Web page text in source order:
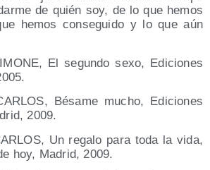
de quién soy, de lo que hemos
hemos con­se­gui­do y lo que aún
El segun­do sexo, Edi­cio­nes
Bésa­me mucho, Edi­cio­nes
2009.
Un rega­lo para toda la vida,
hoy, Madrid, 2009.